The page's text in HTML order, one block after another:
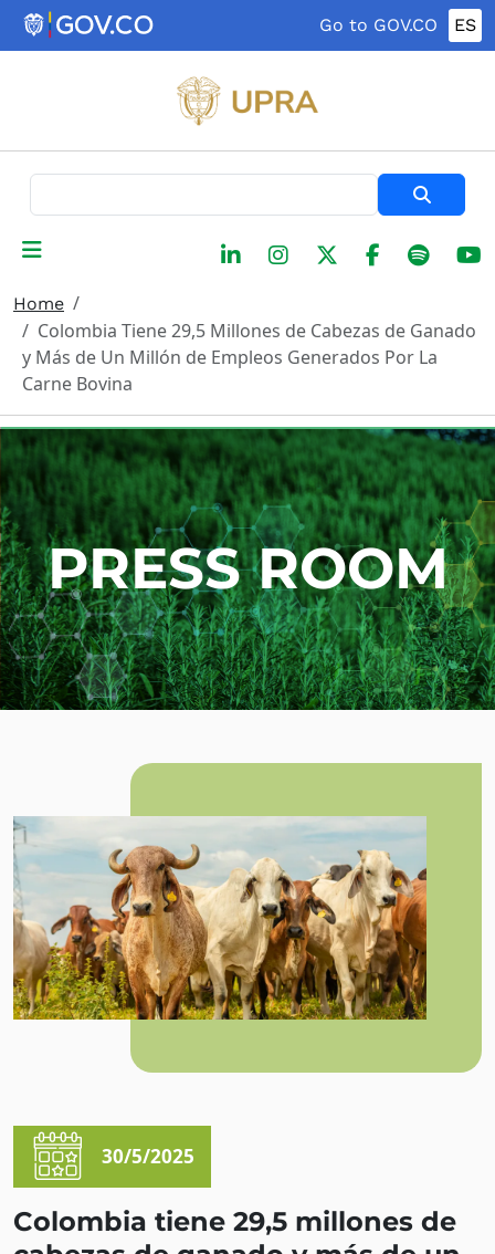
Skip to main content
Go to GOV.CO ES
Home
Colombia Tiene 29,5 Millones de Cabezas de Ganado
y Más de Un Millón de Empleos Generados Por La
Carne Bovina
PRESS ROOM
30/5/2025
Colombia tiene 29,5 millones de